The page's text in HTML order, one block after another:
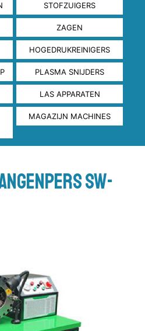
STOFZUIGERS
ZAGEN
HOGEDRUKREINIGERS
PLASMA SNIJDERS
LAS APPARATEN
MAGAZIJN MACHINES
SW-